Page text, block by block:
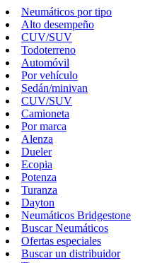
Neumáticos por tipo
Alto desempeño
CUV/SUV
Todoterreno
Automóvil
Por vehículo
Sedán/minivan
CUV/SUV
Camioneta
Por marca
Alenza
Dueler
Ecopia
Potenza
Turanza
Dayton
Neumáticos Bridgestone
Buscar Neumáticos
Ofertas especiales
Buscar un distribuidor